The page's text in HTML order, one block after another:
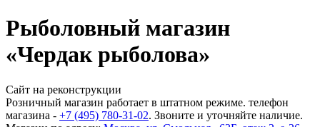
Рыболовный магазин
«Чердак рыболова»
Сайт на реконструкции
Розничный магазин работает в штатном режиме. телефон
магазина - +7 (495) 780-31-02. Звоните и уточняйте наличие.